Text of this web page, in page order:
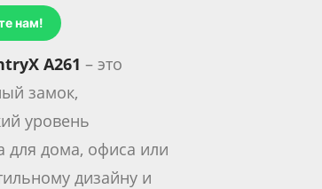
нам!
A261 – это
замок,
уровень
для дома, офиса или
дизайну и